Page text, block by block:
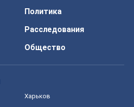
Политика
Расследования
Общество
Харьков